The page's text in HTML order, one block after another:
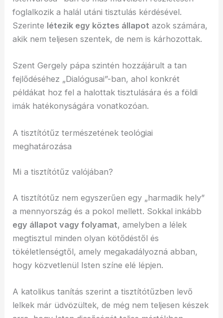
foglalkozik a halál utáni tisztulás kérdésével.
Szerinte létezik egy köztes állapot azok számára,
akik nem teljesen szentek, de nem is kárhozottak.
Szent Gergely pápa szintén hozzájárult a tan
fejlődéséhez „Dialógusai”-ban, ahol konkrét
példákat hoz fel a halottak tisztulására és a földi
imák hatékonyságára vonatkozóan.
A tisztítótűz természetének teológiai
meghatározása
Mi a tisztítótűz valójában?
A tisztítótűz nem egyszerűen egy „harmadik hely”
a mennyország és a pokol mellett. Sokkal inkább
egy állapot vagy folyamat, amelyben a lélek
megtisztul minden olyan kötődéstől és
tökéletlenségtől, amely megakadályozná abban,
hogy közvetlenül Isten színe elé lépjen.
A katolikus tanítás szerint a tisztítótűzben levő
lelkek már üdvözültek, de még nem teljesen készek